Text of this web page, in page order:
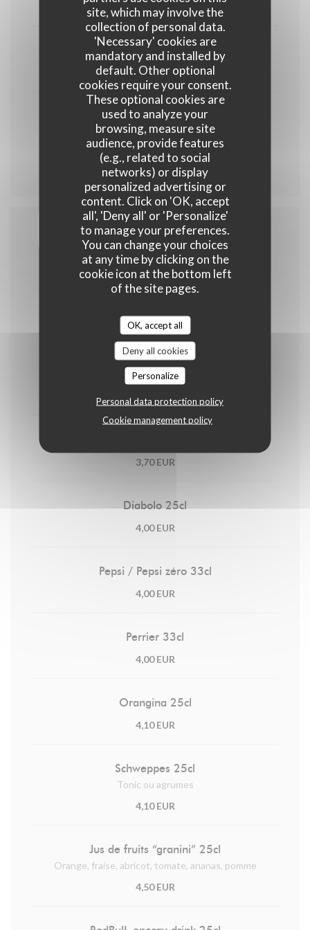
site, which may involve the
collection of personal data.
'Necessary' cookies are
mandatory and installed by
default. Other optional
cookies require your consent.
These optional cookies are
used to analyze your
browsing, measure site
audience, provide features
(e.g., related to social
networks) or display
personalized advertising or
content. Click on 'OK, accept
all', 'Deny all' or 'Personalize'
to manage your preferences.
You can change your choices
at any time by clicking on the
cookie icon at the bottom left
of the site pages.
OK, accept all
Deny all cookies
Personalize
Personal data protection policy
Cookie management policy
9,00 EUR
Assiette de fromages
9,00 EUR
Café / Thé / Irish - gourmand
Déclinaison en French ou Italian gourmand
8,00 EUR
BOISSONS
Soft
Lipton Ice Tea 25cl
3,70 EUR
3,70 EUR
Diabolo 25cl
4,00 EUR
Pepsi / Pepsi zéro 33cl
4,00 EUR
Perrier 33cl
4,00 EUR
Orangina 25cl
4,10 EUR
Schweppes 25cl
Tonic ou agrumes
4,10 EUR
Jus de fruits “granini” 25cl
Orange, fraise, abricot, tomate, ananas, pomme
4,50 EUR